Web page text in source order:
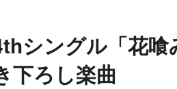
シングル「花
下ろし楽曲